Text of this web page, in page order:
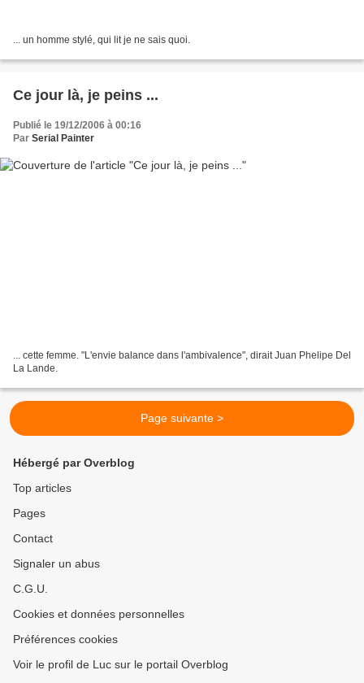
... un homme stylé, qui lit je ne sais quoi.
Ce jour là, je peins ...
Publié le 19/12/2006 à 00:16
Par Serial Painter
... cette femme. "L'envie balance dans l'ambivalence", dirait Juan Phelipe Del
La Lande.
Page suivante >
Hébergé par Overblog
Top articles
Pages
Contact
Signaler un abus
C.G.U.
Cookies et données personnelles
Préférences cookies
Voir le profil de Luc sur le portail Overblog